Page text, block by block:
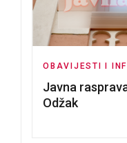
OBAVIJESTI I
Javna
Odžak